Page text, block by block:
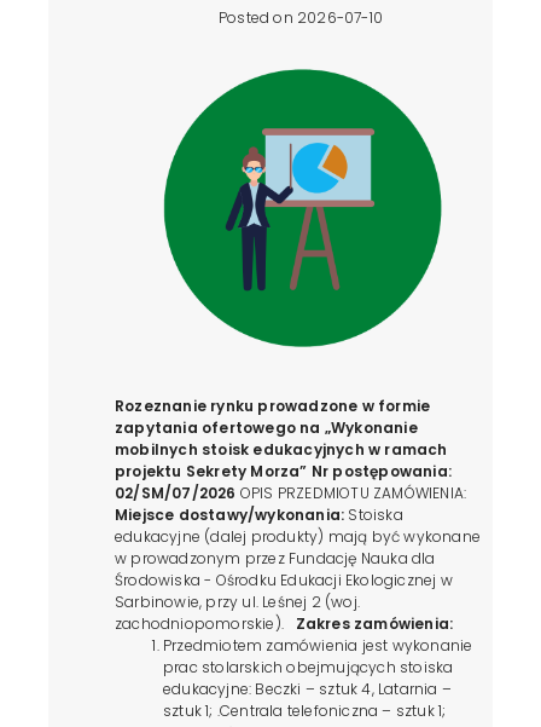
Posted on 2026-07-10
Rozeznanie rynku prowadzone w formie
zapytania ofertowego na „Wykonanie
mobilnych stoisk edukacyjnych w ramach
projektu Sekrety Morza” Nr postępowania:
02/SM/07/2026 OPIS PRZEDMIOTU ZAMÓWIENIA:
Miejsce dostawy/wykonania: Stoiska
edukacyjne (dalej produkty) mają być wykonane
w prowadzonym przez Fundację Nauka dla
Środowiska - Ośrodku Edukacji Ekologicznej w
Sarbinowie, przy ul. Leśnej 2 (woj.
zachodniopomorskie). Zakres zamówienia:
Przedmiotem zamówienia jest wykonanie
prac stolarskich obejmujących stoiska
edukacyjne: Beczki – sztuk 4, Latarnia –
sztuk 1; .Centrala telefoniczna – sztuk 1;